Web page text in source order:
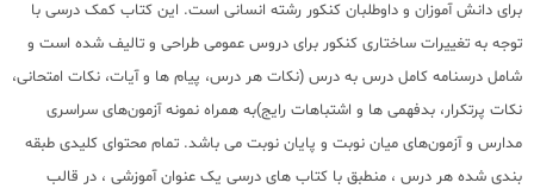
برای دانش آموزان و داوطلبان کنکور رشته انسانی است. این کتاب کمک درسی با
توجه به تغییرات ساختاری کنکور برای دروس عمومی طراحی و تالیف شده است و
شامل درسنامه کامل درس به درس (نکات هر درس، پیام ها و آیات، نکات امتحانی،
نکات پرتکرار، بدفهمی ها و اشتباهات رایج)به همراه نمونه آزمون‌های سراسری
مدارس و آزمون‌های میان نوبت و پایان نوبت می باشد. تمام محتوای کلیدی طبقه
بندی شده هر درس ، منطبق با کتاب های درسی یک عنوان آموزشی ، در قالب